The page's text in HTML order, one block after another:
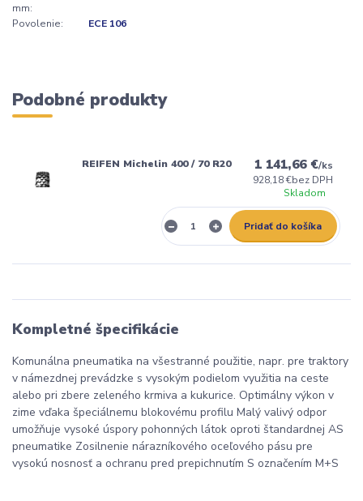
mm:
Povolenie: ECE 106
Podobné produkty
REIFEN Michelin 400 / 70 R20 1 141,66 €/ks
928,18 €bez DPH
Skladom
Pridať do košíka
Kompletné špecifikácie
Komunálna pneumatika na všestranné použitie, napr. pre traktory
v námezdnej prevádzke s vysokým podielom využitia na ceste
alebo pri zbere zeleného krmiva a kukurice. Optimálny výkon v
zime vďaka špeciálnemu blokovému profilu Malý valivý odpor
umožňuje vysoké úspory pohonných látok oproti štandardnej AS
pneumatike Zosilnenie nárazníkového oceľového pásu pre
vysokú nosnosť a ochranu pred prepichnutím S označením M+S